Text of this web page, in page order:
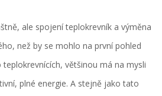
ale spojení teplokrevník a výměna
než by se mohlo na první pohled
teplokrevnících, většinou má na mysli
plné energie. A stejně jako tato